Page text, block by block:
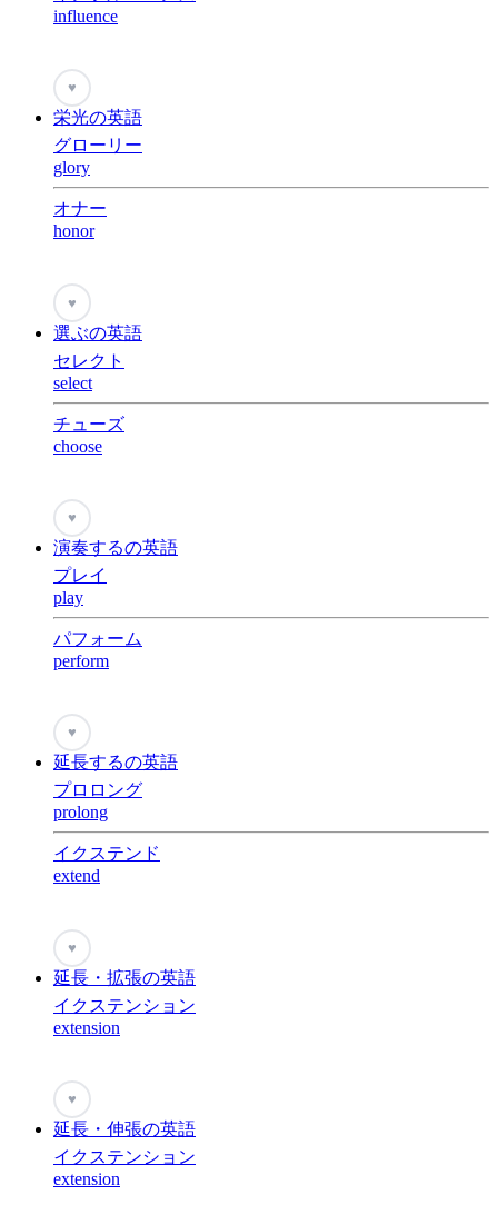
influence
♥
栄光の英語
グローリー
glory
オナー
honor
♥
選ぶの英語
セレクト
select
チューズ
choose
♥
演奏するの英語
プレイ
play
パフォーム
perform
♥
延長するの英語
プロロング
prolong
イクステンド
extend
♥
延長・拡張の英語
イクステンション
extension
♥
延長・伸張の英語
イクステンション
extension